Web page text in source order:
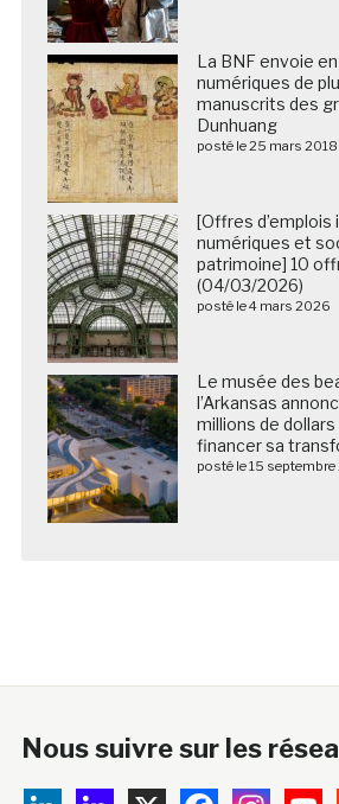
La BNF envoie
numériques de
manuscrits des
Dunhuang
posté le 25 mars 2018
[Offres d’emplois
numériques et
patrimoine] 10
(04/03/2026)
posté le 4 mars 2026
Le musée des
l’Arkansas
millions de
financer sa
posté le 15
Nous suivre sur les